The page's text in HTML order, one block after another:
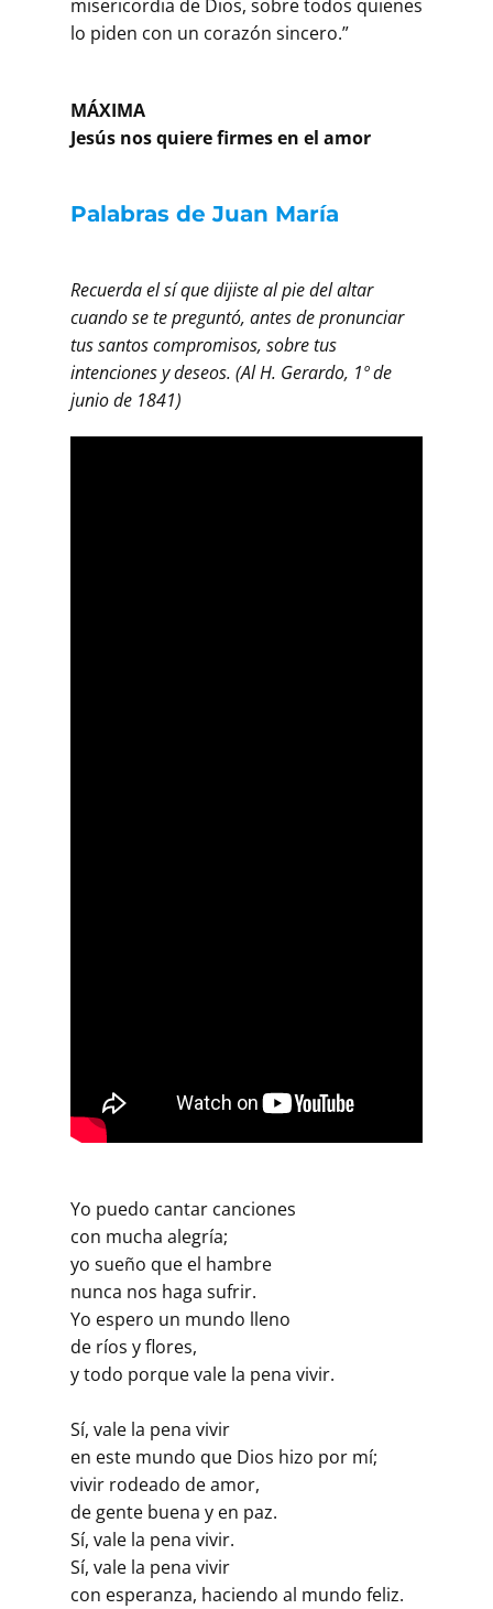
misericordia de Dios, sobre todos quienes
lo piden con un corazón sincero.”
MÁXIMA
Jesús nos quiere firmes en el amor
Palabras de Juan María
Recuerda el sí que dijiste al pie del altar
cuando se te preguntó, antes de pronunciar
tus santos compromisos, sobre tus
intenciones y deseos. (Al H. Gerardo, 1º de
junio de 1841)
Yo puedo cantar canciones
con mucha alegría;
yo sueño que el hambre
nunca nos haga sufrir.
Yo espero un mundo lleno
de ríos y flores,
y todo porque vale la pena vivir.
Sí, vale la pena vivir
en este mundo que Dios hizo por mí;
vivir rodeado de amor,
de gente buena y en paz.
Sí, vale la pena vivir.
Sí, vale la pena vivir
con esperanza, haciendo al mundo feliz.